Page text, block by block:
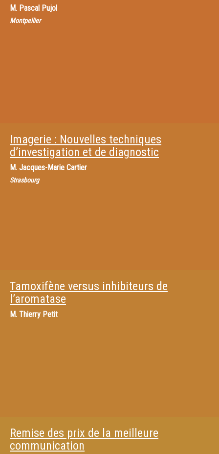
M. Pascal Pujol
Montpellier
Imagerie : Nouvelles techniques
d’investigation et de diagnostic
M. Jacques-Marie Cartier
Strasbourg
Tamoxifène versus inhibiteurs de
l’aromatase
M. Thierry Petit
Remise des prix de la meilleure
communication